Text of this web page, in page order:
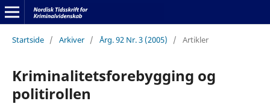
Startside / Arkiver / Årg. 92 Nr. 3 (2005) / Artikler
Kriminalitetsforebygging og
politirollen